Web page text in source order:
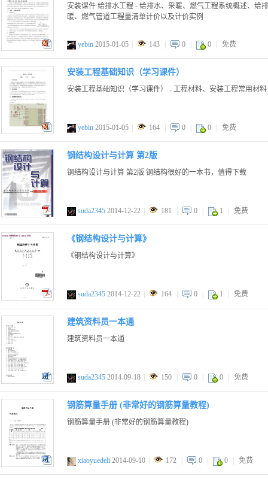
ppt
安装课件 给排水工程 - 给排水、采暖、燃气工程系统概述、给
暖、燃气管道工程量清单计价以及计价实例
yebin 2015-01-05 143 0 0 免费
ppt
安装工程基础知识（学习课件）
安装工程基础知识（学习课件） - 工程材料、安装工程常用材
yebin 2015-01-05 164 0 0 免费
pdf
钢结构设计与计算 第2版
钢结构设计与计算 第2版 钢结构很好的一本书，值得下载
suda2345 2014-12-22 181 0 1 免费
pdf
《钢结构设计与计算》
《钢结构设计与计算》
suda2345 2014-12-22 164 0 1 免费
doc
建筑资料员一本通
建筑资料员一本通
suda2345 2014-09-18 150 0 0 免费
doc
钢筋算量手册 (非常好的钢筋算量教程)
钢筋算量手册 (非常好的钢筋算量教程)
xiaoyuedeli 2014-09-10 172 0 0 免费